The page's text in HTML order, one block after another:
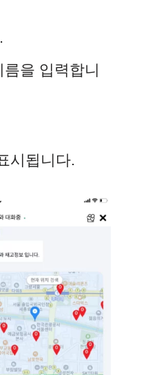
을 입력합니
시됩니다.